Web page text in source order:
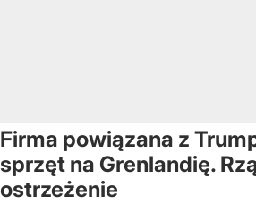
Firma powiązana z
sprzęt na Grenlandię.
ostrzeżenie